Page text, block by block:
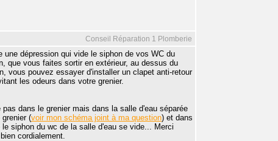
Conseil Réparation 1 Plomberie
une dépression qui vide le siphon de vos WC du
que vous faites sortir en extérieur, au dessus du
vous pouvez essayer d'installer un clapet anti-retour
les odeurs dans votre grenier.
dans le grenier mais dans la salle d'eau séparée
(voir mon schéma joint à ma question) et dans
siphon du wc de la salle d'eau se vide... Merci
cordialement.